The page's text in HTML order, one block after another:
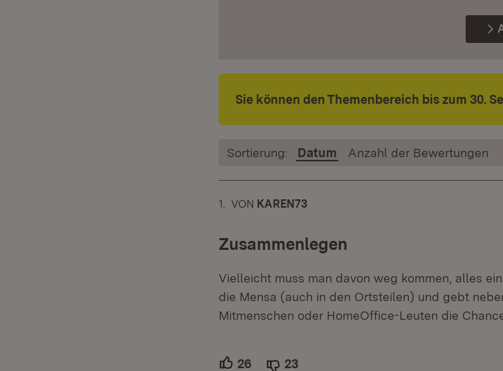
Sie können den Themenbereich bis zum 30.
Sortierung: Datum Anzahl der Bewertungen
1. KOMMENTAR
VON :KAREN73
Zusammenlegen
Vielleicht muss man davon weg kommen, alles
die Mensa (auch in den Ortsteilen) und gebt
Mitmenschen oder HomeOffice-Leuten die
26 Unterstützer.
23